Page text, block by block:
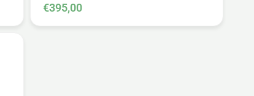
€395,00